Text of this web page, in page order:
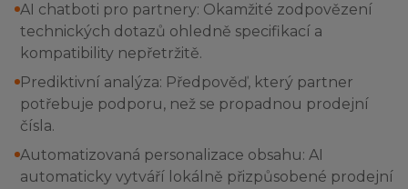
AI chatboti pro partnery: Okamžité zodpovězení
technických dotazů ohledně specifikací a
kompatibility nepřetržitě.
Prediktivní analýza: Předpověď, který partner
potřebuje podporu, než se propadnou prodejní
čísla.
Automatizovaná personalizace obsahu: AI
automaticky vytváří lokálně přizpůsobené prodejní